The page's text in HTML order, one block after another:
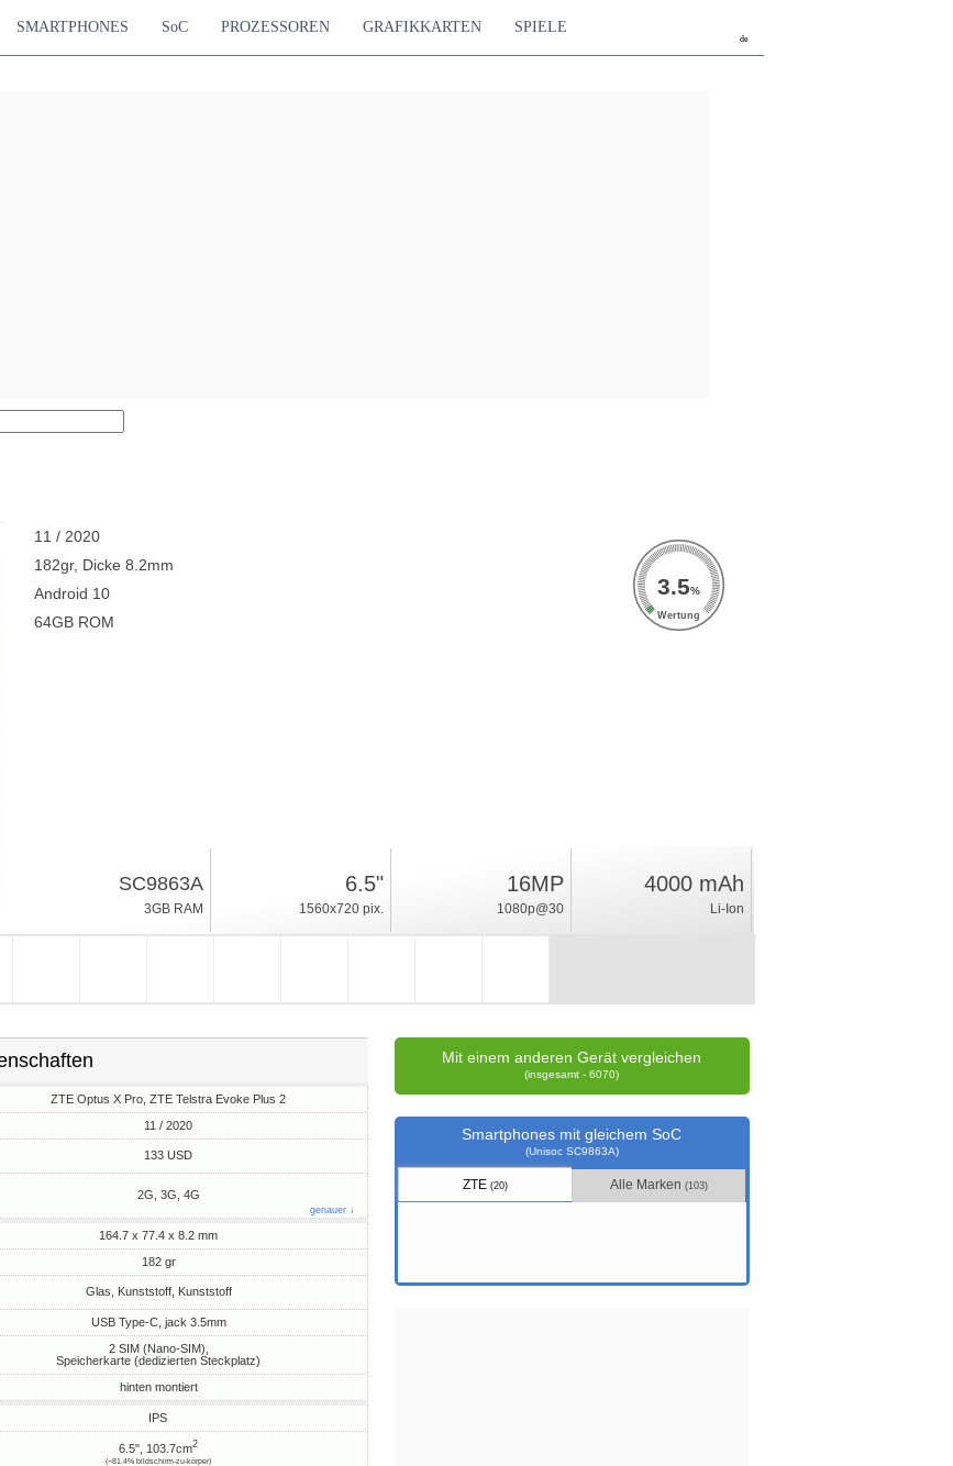
de
SMARTPHONES SoC PROZESSOREN GRAFIKKARTEN SPIELE
11 / 2020
182gr, Dicke 8.2mm
Android 10
64GB ROM
3.5%
Wertung
SC9863A
3GB RAM
6.5"
1560x720 pix.
16MP
1080p@30
4000 mAh
Li-Ion
ZTE Optus X Pro, ZTE Telstra Evoke Plus 2
11 / 2020
133 USD
2G, 3G, 4G
genauer ↓
164.7 x 77.4 x 8.2 mm
182 gr
Glas, Kunststoff, Kunststoff
USB Type-C, jack 3.5mm
2 SIM (Nano-SIM),
Speicherkarte (dedizierten Steckplatz)
hinten montiert
IPS
6.5", 103.7cm2
(~81.4% bildschirm-zu-körper)
Mit einem anderen Gerät vergleichen
(insgesamt - 6070)
Smartphones mit gleichem SoC
(Unisoc SC9863A)
ZTE (20) Alle Marken (103)